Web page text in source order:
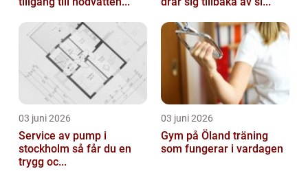
03 juni 2026
Service av pump i
stockholm så får du en
trygg oc...
03 juni 2026
Gym på Öland träning
som fungerar i vardagen